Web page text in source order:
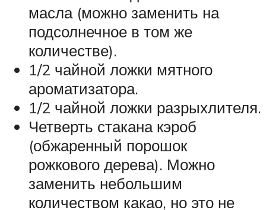
масла (можно заменить на
подсолнечное в том же
количестве).
1/2 чайной ложки мятного
ароматизатора.
1/2 чайной ложки разрыхлителя.
Четверть стакана кэроб
(обжаренный порошок
рожкового дерева). Можно
заменить небольшим
количеством какао, но это не